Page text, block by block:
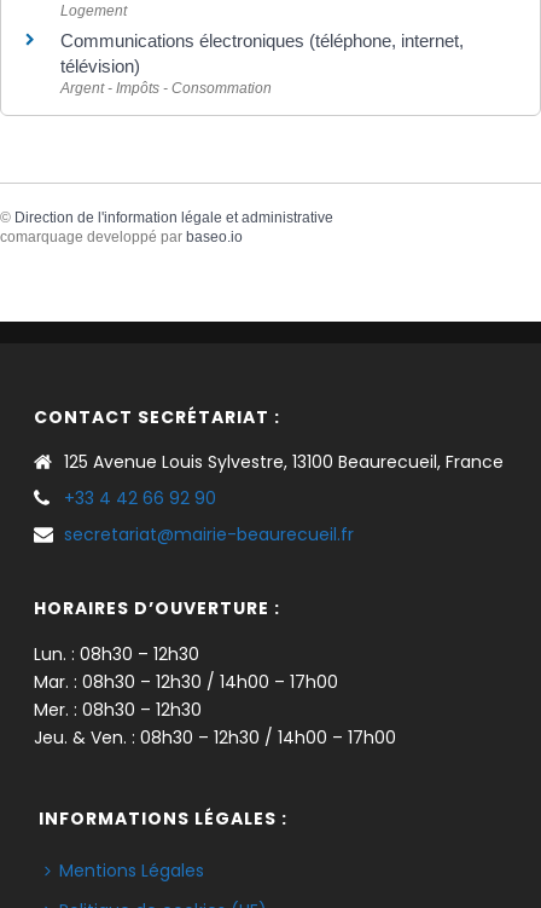
Logement
Communications électroniques (téléphone, internet,
télévision)
Argent - Impôts - Consommation
© Direction de l'information légale et administrative
comarquage developpé par baseo.io
CONTACT SECRÉTARIAT :
125 Avenue Louis Sylvestre, 13100 Beaurecueil, France
+33 4 42 66 92 90
secretariat@mairie-beaurecueil.fr
HORAIRES D’OUVERTURE :
Lun. : 08h30 – 12h30
Mar. : 08h30 – 12h30 / 14h00 – 17h00
Mer. : 08h30 – 12h30
Jeu. & Ven. : 08h30 – 12h30 / 14h00 – 17h00
INFORMATIONS LÉGALES :
Mentions Légales